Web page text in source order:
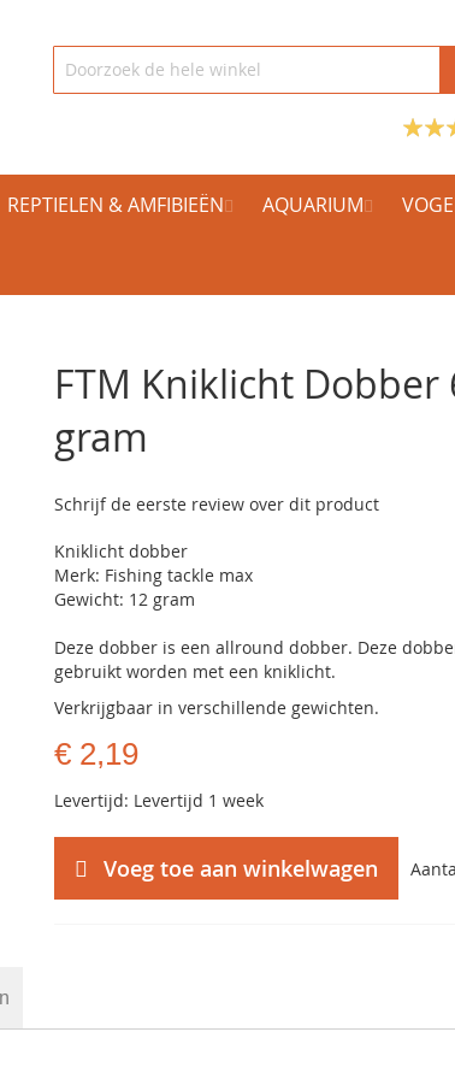
REPTIELEN & AMFIBIEËN AQUARIUM
FTM Kniklicht Dobber
gram
Schrijf de eerste review over dit product
Kniklicht dobber
Merk: Fishing tackle max
Gewicht: 12 gram
Deze dobber is een allround dobber. Deze
gebruikt worden met een kniklicht.
Verkrijgbaar in verschillende gewichten.
€ 2,19
Levertijd: Levertijd 1 week
Voeg toe aan winkelwagen